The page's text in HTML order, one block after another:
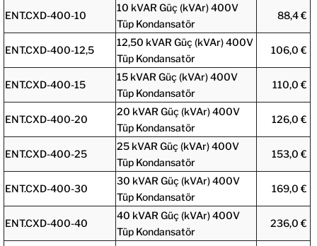
ENT.CXD-400-10
10 kVAR Güç (kVAr) 400V
Tüp Kondansatör
88,4 €
ENT.CXD-400-12,5
12,50 kVAR Güç (kVAr) 400V
Tüp Kondansatör
106,0 €
ENT.CXD-400-15
15 kVAR Güç (kVAr) 400V
Tüp Kondansatör
110,0 €
ENT.CXD-400-20
20 kVAR Güç (kVAr) 400V
Tüp Kondansatör
126,0 €
ENT.CXD-400-25
25 kVAR Güç (kVAr) 400V
Tüp Kondansatör
153,0 €
ENT.CXD-400-30
30 kVAR Güç (kVAr) 400V
Tüp Kondansatör
169,0 €
ENT.CXD-400-40
40 kVAR Güç (kVAr) 400V
Tüp Kondansatör
236,0 €